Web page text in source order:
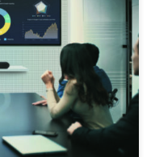
работать из своих
работы и решения
удовлетворить
с Logitech,
работы и
конференций от двух